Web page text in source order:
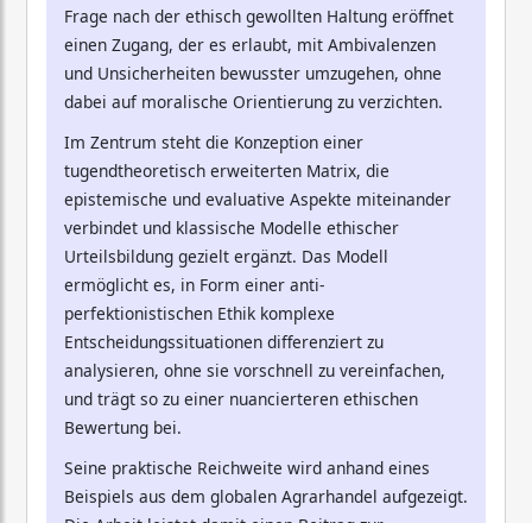
Frage nach der ethisch gewollten Haltung eröffnet
einen Zugang, der es erlaubt, mit Ambivalenzen
und Unsicherheiten bewusster umzugehen, ohne
dabei auf moralische Orientierung zu verzichten.
Im Zentrum steht die Konzeption einer
tugendtheoretisch erweiterten Matrix, die
epistemische und evaluative Aspekte miteinander
verbindet und klassische Modelle ethischer
Urteilsbildung gezielt ergänzt. Das Modell
ermöglicht es, in Form einer anti-
perfektionistischen Ethik komplexe
Entscheidungssituationen differenziert zu
analysieren, ohne sie vorschnell zu vereinfachen,
und trägt so zu einer nuancierteren ethischen
Bewertung bei.
Seine praktische Reichweite wird anhand eines
Beispiels aus dem globalen Agrarhandel aufgezeigt.